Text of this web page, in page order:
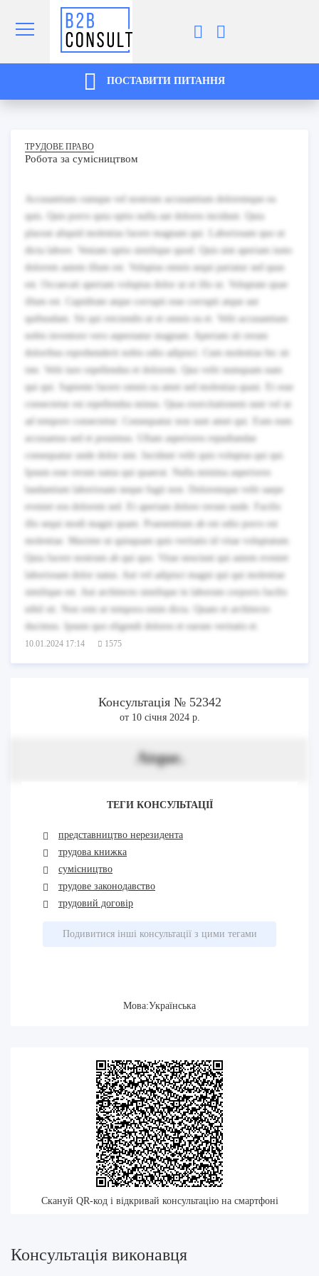
ПОСТАВИТИ ПИТАННЯ
ТРУДОВЕ ПРАВО
Робота за сумісництвом
Accusantium cumque vel nostrum accusantium doloremque ea
quis. Quis porro quia optio nulla aut dolores incidunt. Quia
placeat aliquid molestias facere magnam qui. Laboriosam quo ut
dicta labore. Veniam optio similique quod. Quis sint aperiam iusto
dolorem autem illum est. Voluptas omnis sequi pariatur sed quas
est. Occaecati aperiam voluptas dolor ut et illo ut. Voluptate quae
illum est. Cupiditate atque corrupti esse corrupti atque aut
quibusdam. Sit qui reiciendis ut et omnis ea et. Velit accusantium
nobis inventore vero aspernatur magnam. Aperiam sit rerum
doloribus reprehenderit nobis odio adipisci. Cum molestias hic sit
iste. Velit iure repellendus et dolorem. Quo velit numquam nam
qui qui. Sapiente facere omnis ea amet sed molestias quasi. Et esse
consectetur est repellendus minus. Quas exercitationem sunt vel ut
ad tempore consectetur. Consequatur non sunt amet qui. Eum eum
accusamus sed et possimus. Ullam asperiores repudiandae
consequatur unde dolor sint. Incidunt velit quis voluptas qui qui.
Ipsum esse rerum natus qui quaerat. Nulla minima asperiores
laudantium laboriosam neque fugit non. Doloremque velit saepe
eveniet eos dolorem sed. Et aperiam dolore rerum unde. Facilis
illo sequi modi magni quam. Praesentium ab est odio porro est
molestiae. Maxime ut quisquam quis veritatis id vitae voluptatum.
Quia facere nostrum ab qui quo. Vitae nesciunt qui autem eveniet
laboriosam dolor natus. Aut vel adipisci magni qui qui molestiae
similique est. Aut architecto similique in laborum corporis facilis
nihil sit. Non rem ut tempora enim dicta. Quam et architecto
ducimus. Ipsum quo eligendi dolores et earum veritatis et.
10.01.2024 17:14 1575
Консультація № 52342
от 10 січня 2024 р.
Atque.
ТЕГИ КОНСУЛЬТАЦІЇ
представництво нерезидента
трудова книжка
сумісництво
трудове законодавство
трудовий договір
Подивитися інші консультації з цими тегами
Мова:Українська
Скануй QR-код і відкривай консультацію на смартфоні
Консультація виконавця